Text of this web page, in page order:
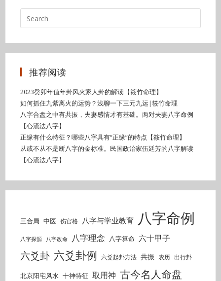
推荐阅读
2023癸卯年值年卦风火家人卦的解读【筱竹命理】
如何抓住九紫离火的运势？浅聊一下三元九运|筱竹命理
八字合盘之中有共振，夫妻感情才有基础。两对夫妻八字命例
【心流法八字】
正缘有什么特征？哪些八字具有“正缘”的特点【筱竹命理】
从或不从不是断八字的金标准。民国政治家伍廷芳的八字解读
【心流法八字】
三合局 中医 伤官格 八字与学业教育 八字命例
八字探源 八字改命 八字理念 八字算命 六十甲子
六爻卦 六爻卦例 六爻起卦方法 共振 农历 出行卦
北京阳宅风水 十神特征 取用神 古今名人命盘